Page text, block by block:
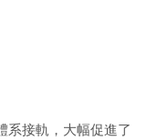
系接軌，大幅促進了